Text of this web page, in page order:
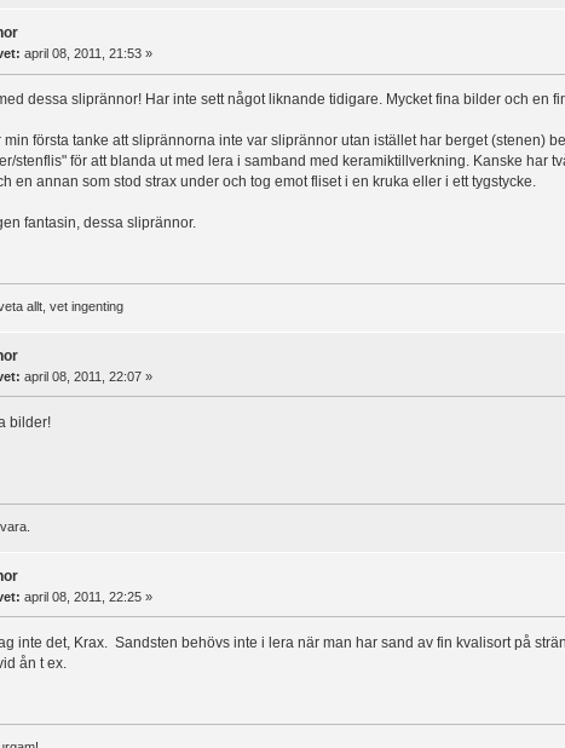
april 08, 2011, 21:53 »
dessa sliprännor! Har inte sett något liknande tidigare. Mycket fina bilder och en
min första tanke att sliprännorna inte var sliprännor utan istället har berget (stenen)
stenflis" för att blanda ut med lera i samband med keramiktillverkning. Kanske har
en annan som stod strax under och tog emot fliset i en kruka eller i ett tygstycke.
fantasin, dessa sliprännor.
allt, vet ingenting
april 08, 2011, 22:07 »
bilder!
april 08, 2011, 22:25 »
inte det, Krax. Sandsten behövs inte i lera när man har sand av fin kvalisort på
ån t ex.